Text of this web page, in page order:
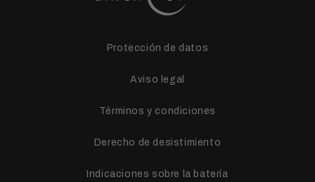
Protección de datos
Aviso legal
Términos y condiciones
Derecho de desistimiento
Indicaciones sobre la batería